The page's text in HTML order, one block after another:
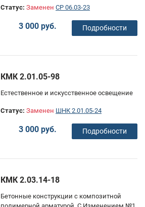
Статус: Заменен СР 06.03-23
3 000 руб. Подробности
КМК 2.01.05-98
Естественное и искусственное освещение
Статус: Заменен ШНК 2.01.05-24
3 000 руб. Подробности
КМК 2.03.14-18
Бетонные конструкции с композитной